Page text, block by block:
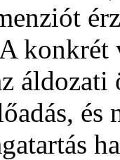
konkrét
és